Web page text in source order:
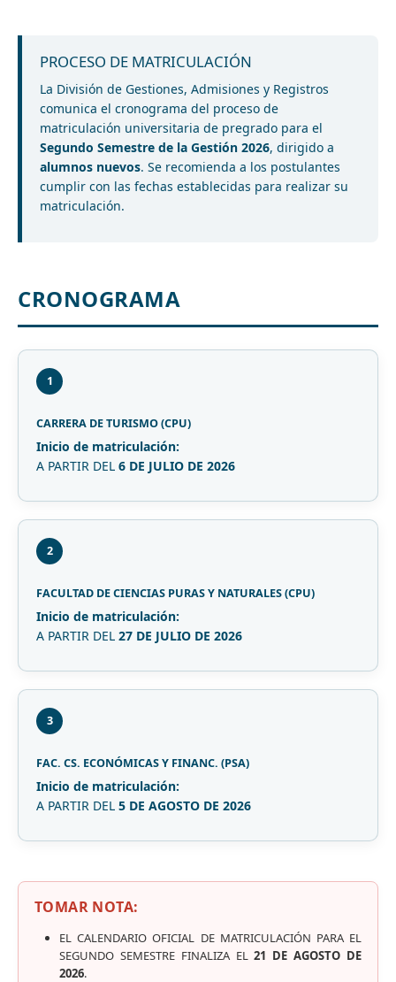
PROCESO DE MATRICULACIÓN
La División de Gestiones, Admisiones y Registros
comunica el cronograma del proceso de
matriculación universitaria de pregrado para el
Segundo Semestre de la Gestión 2026, dirigido a
alumnos nuevos. Se recomienda a los postulantes
cumplir con las fechas establecidas para realizar su
matriculación.
CRONOGRAMA
1
CARRERA DE TURISMO (CPU)
Inicio de matriculación:
A PARTIR DEL 6 DE JULIO DE 2026
2
FACULTAD DE CIENCIAS PURAS Y NATURALES (CPU)
Inicio de matriculación:
A PARTIR DEL 27 DE JULIO DE 2026
3
FAC. CS. ECONÓMICAS Y FINANC. (PSA)
Inicio de matriculación:
A PARTIR DEL 5 DE AGOSTO DE 2026
TOMAR NOTA:
EL CALENDARIO OFICIAL DE MATRICULACIÓN PARA EL
SEGUNDO SEMESTRE FINALIZA EL21 DE AGOSTO DE
2026.